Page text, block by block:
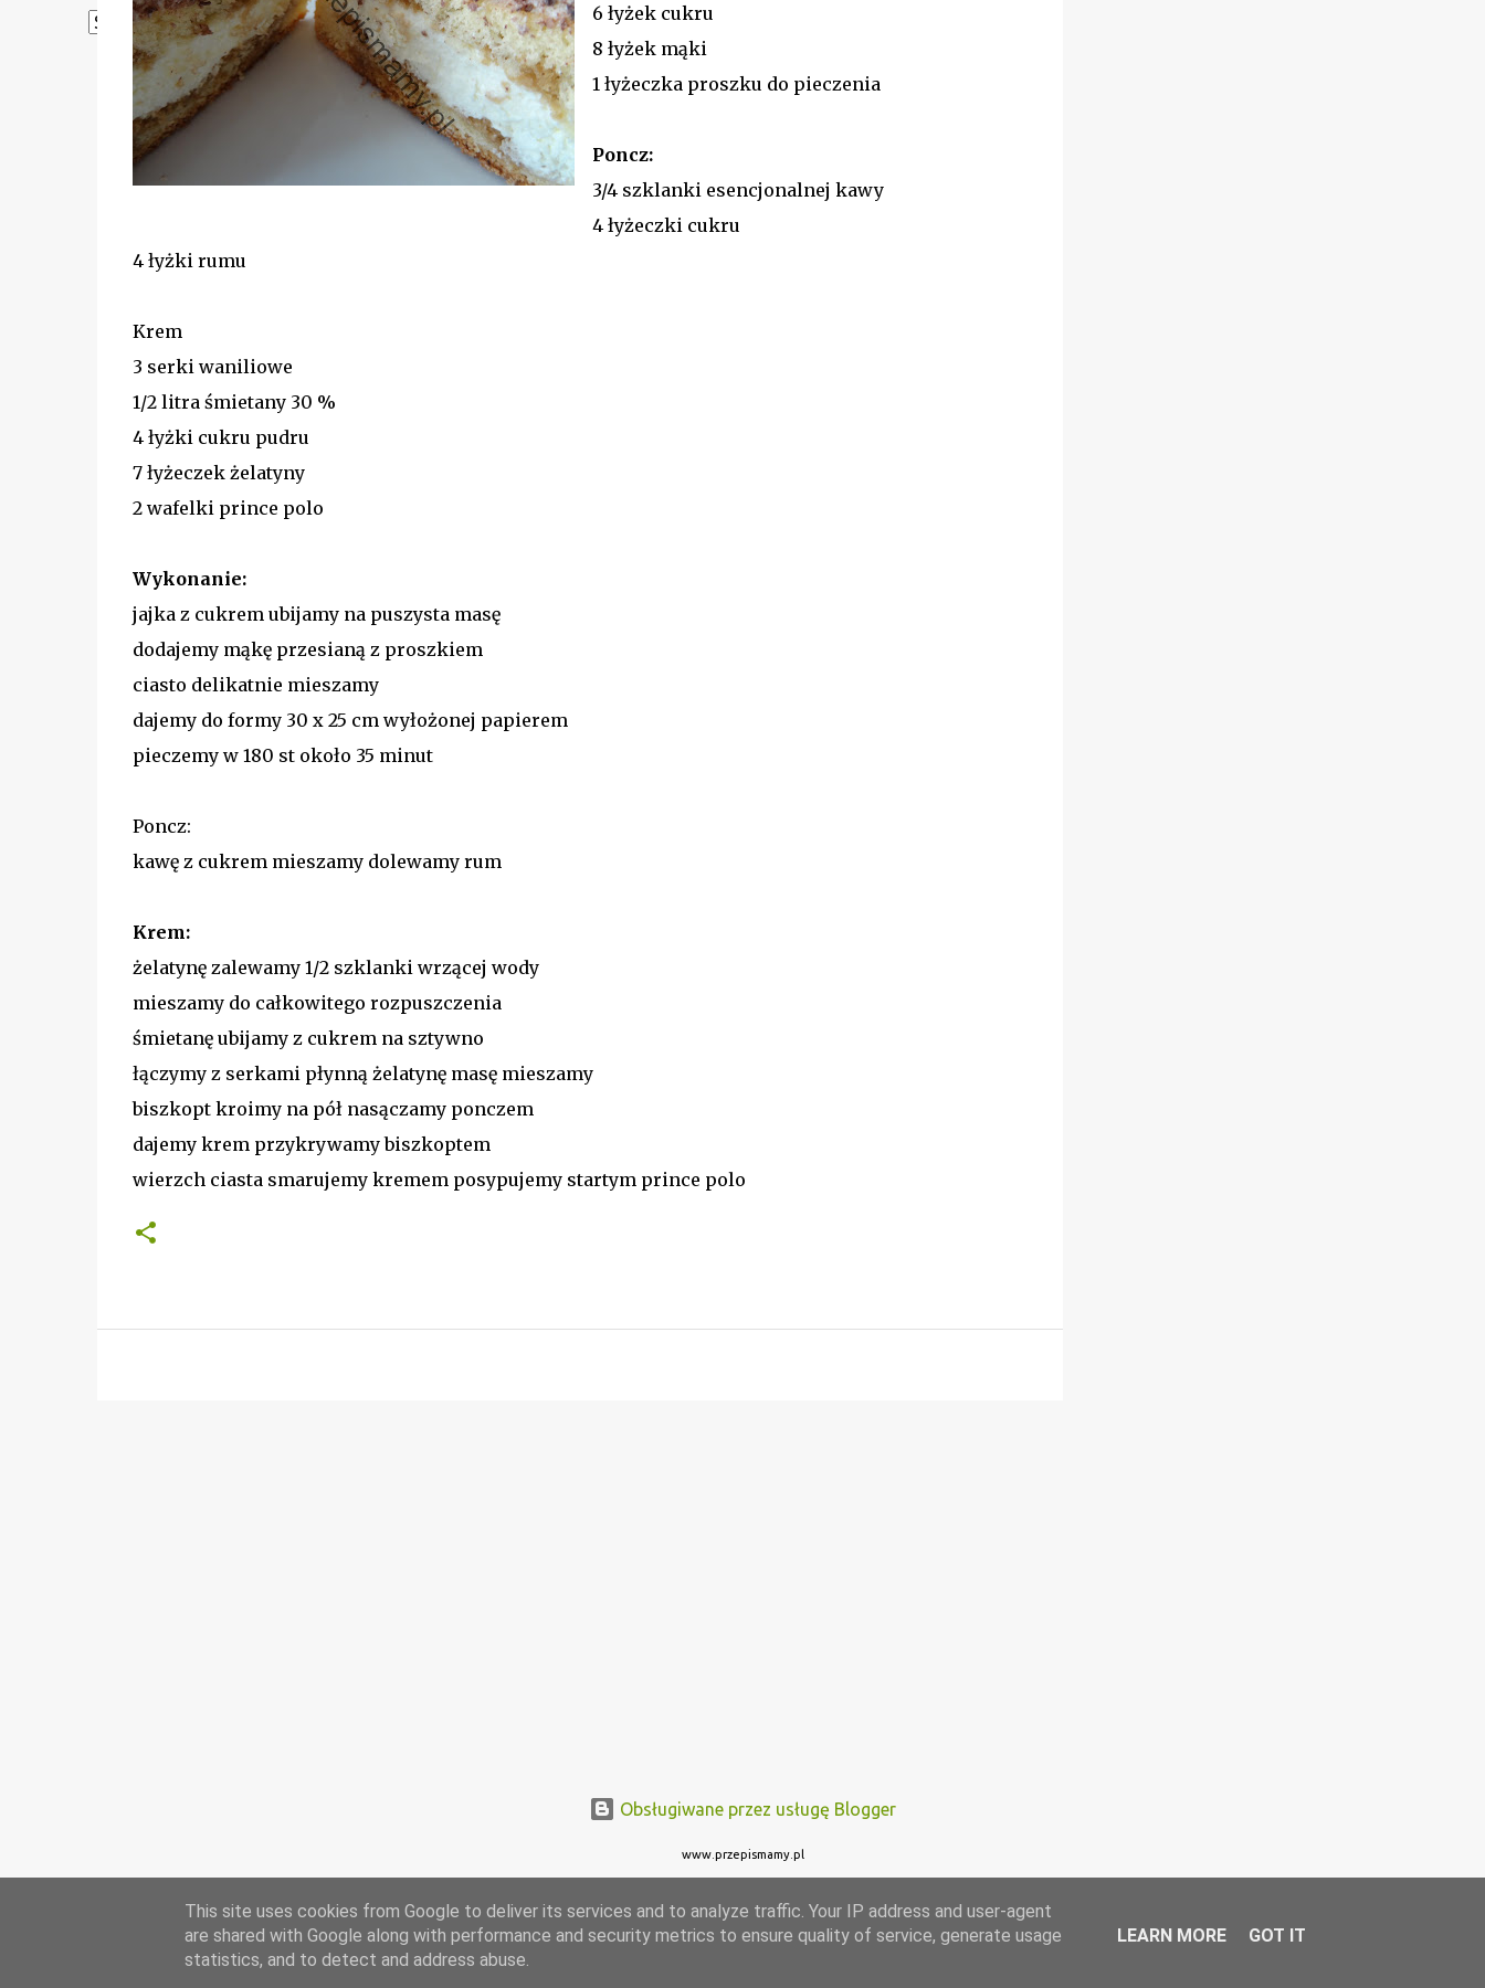
Powered by Translate
6 łyżek cukru
8 łyżek mąki
1 łyżeczka proszku do pieczenia
Poncz:
3/4 szklanki esencjonalnej kawy
4 łyżeczki cukru
4 łyżki rumu
Krem
3 serki waniliowe
1/2 litra śmietany 30 %
4 łyżki cukru pudru
7 łyżeczek żelatyny
2 wafelki prince polo
Wykonanie:
jajka z cukrem ubijamy na puszysta masę
dodajemy mąkę przesianą z proszkiem
ciasto delikatnie mieszamy
dajemy do formy 30 x 25 cm wyłożonej papierem
pieczemy w 180 st około 35 minut
Poncz:
kawę z cukrem mieszamy dolewamy rum
Krem:
żelatynę zalewamy 1/2 szklanki wrzącej wody
mieszamy do całkowitego rozpuszczenia
śmietanę ubijamy z cukrem na sztywno
łączymy z serkami płynną żelatynę masę mieszamy
biszkopt kroimy na pół nasączamy ponczem
dajemy krem przykrywamy biszkoptem
wierzch ciasta smarujemy kremem posypujemy startym prince polo
Obsługiwane przez usługę Blogger
www.przepismamy.pl
This site uses cookies from Google to deliver its services and to analyze traffic. Your IP address and user-agent
are shared with Google along with performance and security metrics to ensure quality of service, generate usage
statistics, and to detect and address abuse.
LEARN MORE GOT IT